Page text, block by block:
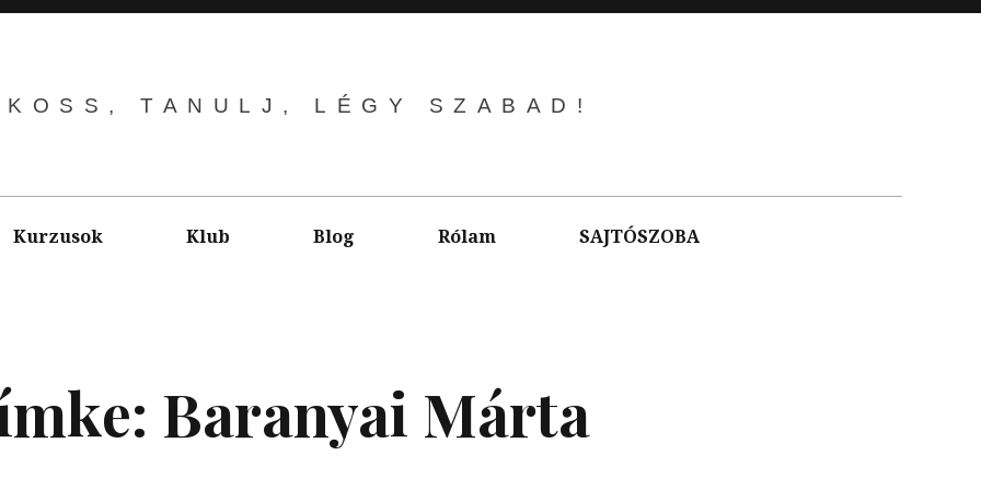
TANULJ, LÉGY SZABAD!
Kurzusok Klub Blog Rólam SAJTÓSZOBA
Baranyai Márta